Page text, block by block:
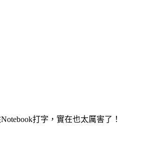
打字，實在也太厲害了！